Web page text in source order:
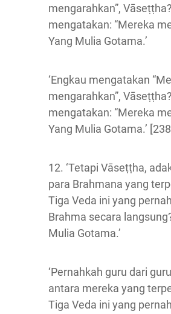
mengarahkan”,
mengatakan: “Mereka
Yang Mulia Gotama.’
‘Engkau mengatakan
mengarahkan”,
mengatakan: “Mereka
Yang Mulia Gotama.’
12. ‘Tetapi Vāseṭṭha,
para Brahmana yang
Tiga Veda ini yang
Brahma secara
Mulia Gotama.’
‘Pernahkah guru dari
antara mereka yang
Tiga Veda ini yang